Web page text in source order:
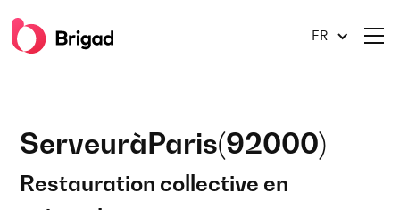
FR
ServeuràParis(92000)
Restauration collective en